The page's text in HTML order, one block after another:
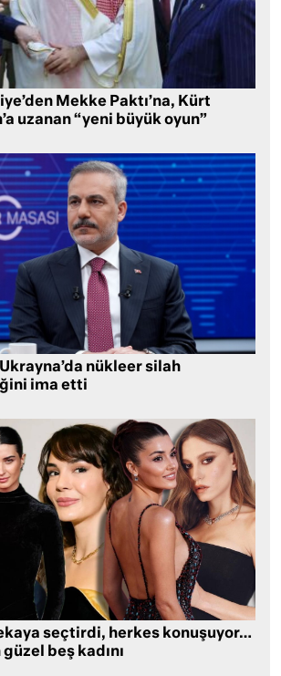
Mekke Paktı’na, Kürt
uzanan “yeni büyük oyun”
nükleer silah
ima etti
seçtirdi, herkes konuşuyor…
beş kadını